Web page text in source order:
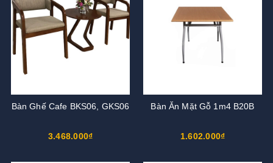
Bàn Ghế Cafe BKS06, GKS06
3.468.000₫
Bàn Ăn Mặt Gỗ 1m4 B20B
1.602.000₫